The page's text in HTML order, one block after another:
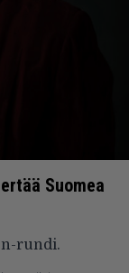
Suomea
rundi.